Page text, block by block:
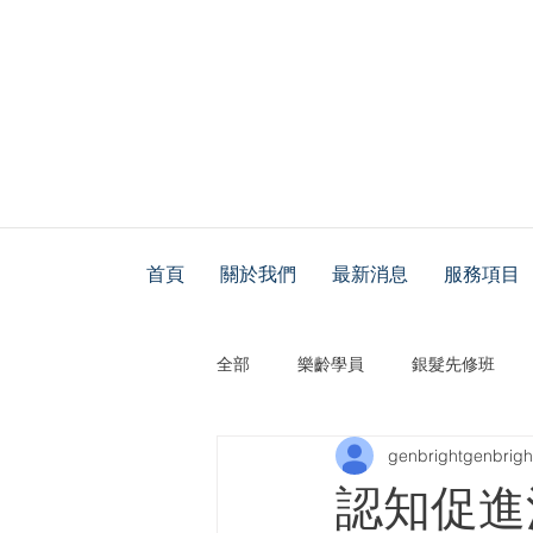
首頁 關於我們 最新消息 服務項目
全部 樂齡學員 銀髮先修班
認知促